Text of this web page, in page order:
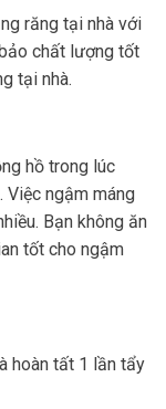
răng tại nhà với
chất lượng tốt
tại nhà.
hồ trong lúc
Việc ngậm máng
Bạn không ăn
tốt cho ngậm
hoàn tất 1 lần tẩy